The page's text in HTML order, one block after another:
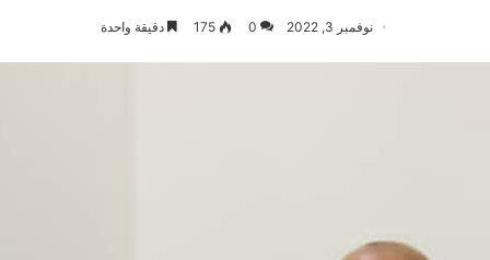
نوفمبر 3, 2022 0
175 دقيقة واحدة